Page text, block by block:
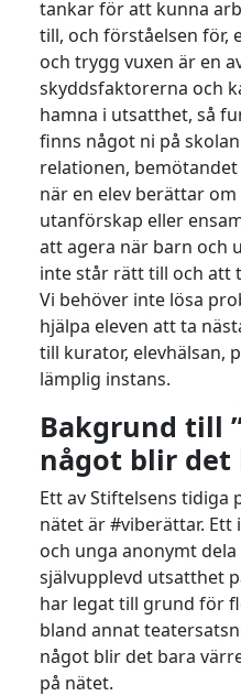
tankar för att kunna
till, och förståelsen för,
och trygg vuxen är en
skyddsfaktorerna och
hamna i utsatthet, så
finns något ni på
relationen,
när en elev berättar
utanförskap eller
att agera när barn och
inte står rätt till och att
Vi behöver inte lösa
hjälpa eleven att ta
till kurator, elevhälsan,
lämplig instans.
Bakgrund till
något blir det
Ett av Stiftelsens
nätet är #viberättar.
och unga anonymt
självupplevd utsatthet
har legat till grund för
bland annat
något blir det bara
på nätet.